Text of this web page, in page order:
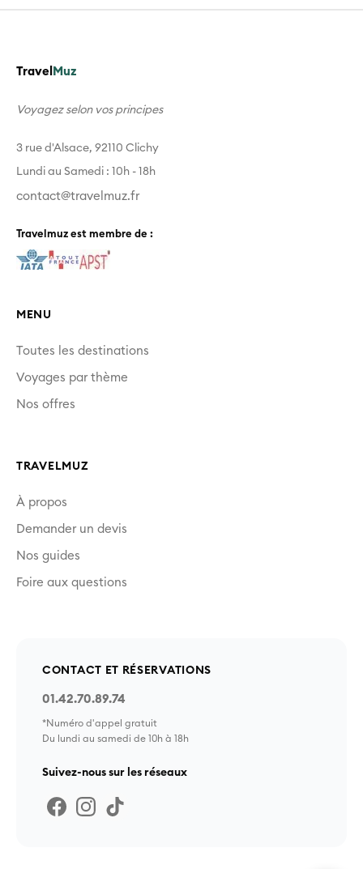
Travel Muz
Voyagez selon vos principes
3 rue d'Alsace, 92110 Clichy
Lundi au Samedi : 10h - 18h
contact@travelmuz.fr
Travelmuz est membre de :
MENU
Toutes les destinations
Voyages par thème
Nos offres
TRAVELMUZ
À propos
Demander un devis
Nos guides
Foire aux questions
CONTACT ET RÉSERVATIONS
01.42.70.89.74
*Numéro d'appel gratuit
Du lundi au samedi de 10h à 18h
Suivez-nous sur les réseaux